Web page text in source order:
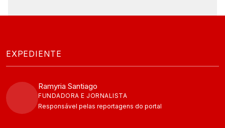
EXPEDIENTE
Ramyria Santiago
FUNDADORA E JORNALISTA
Responsável pelas reportagens do portal